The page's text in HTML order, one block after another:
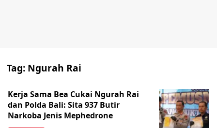
Tag: Ngurah Rai
Kerja Sama Bea Cukai Ngurah Rai
dan Polda Bali: Sita 937 Butir
Narkoba Jenis Mephedrone